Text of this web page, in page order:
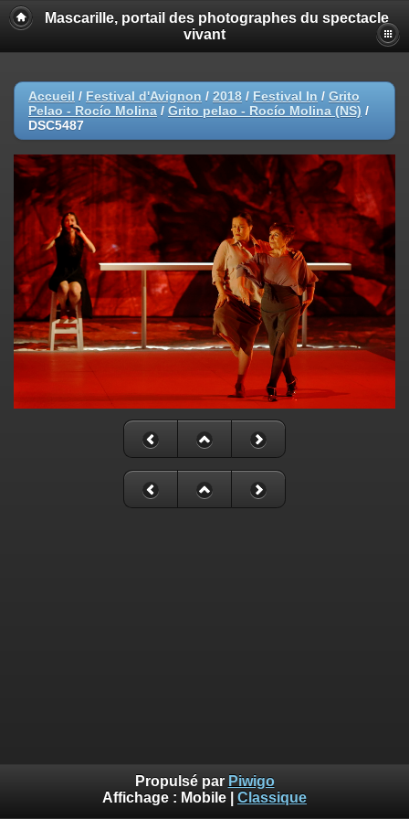
Mascarille, portail des photographes du spectacle
vivant
Accueil / Festival d'Avignon / 2018 / Festival In / Grito
Pelao - Rocío Molina / Grito pelao - Rocío Molina (NS) /
DSC5487
Propulsé par Piwigo
Affichage : Mobile Classique